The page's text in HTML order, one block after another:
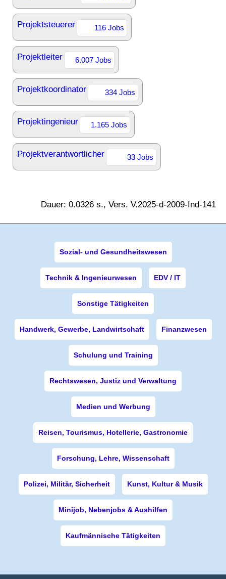
Projektsteuerer 116 Jobs
Projektleiter 6.007 Jobs
Projektkoordinator 334 Jobs
Projektingenieur 1.165 Jobs
Projektverantwortlicher 33 Jobs
Dauer: 0.0326 s., Vers. V.2025-d-2009-Ind-141
Sozial- und Gesundheitswesen
Technik & Ingenieurwesen EDV / IT
Sonstige Tätigkeiten
Handwerk, Gewerbe, Landwirtschaft Finanzwesen
Schulung und Training
Rechtswesen, Justiz und Verwaltung
Medien und Werbung
Reisen, Tourismus, Hotellerie, Gastronomie
Forschung, Lehre, Wissenschaft
Polizei, Militär, Sicherheit Kunst, Kultur & Musik
Minijob, Nebenjobs & Aushilfen
Kaufmännische Tätigkeiten